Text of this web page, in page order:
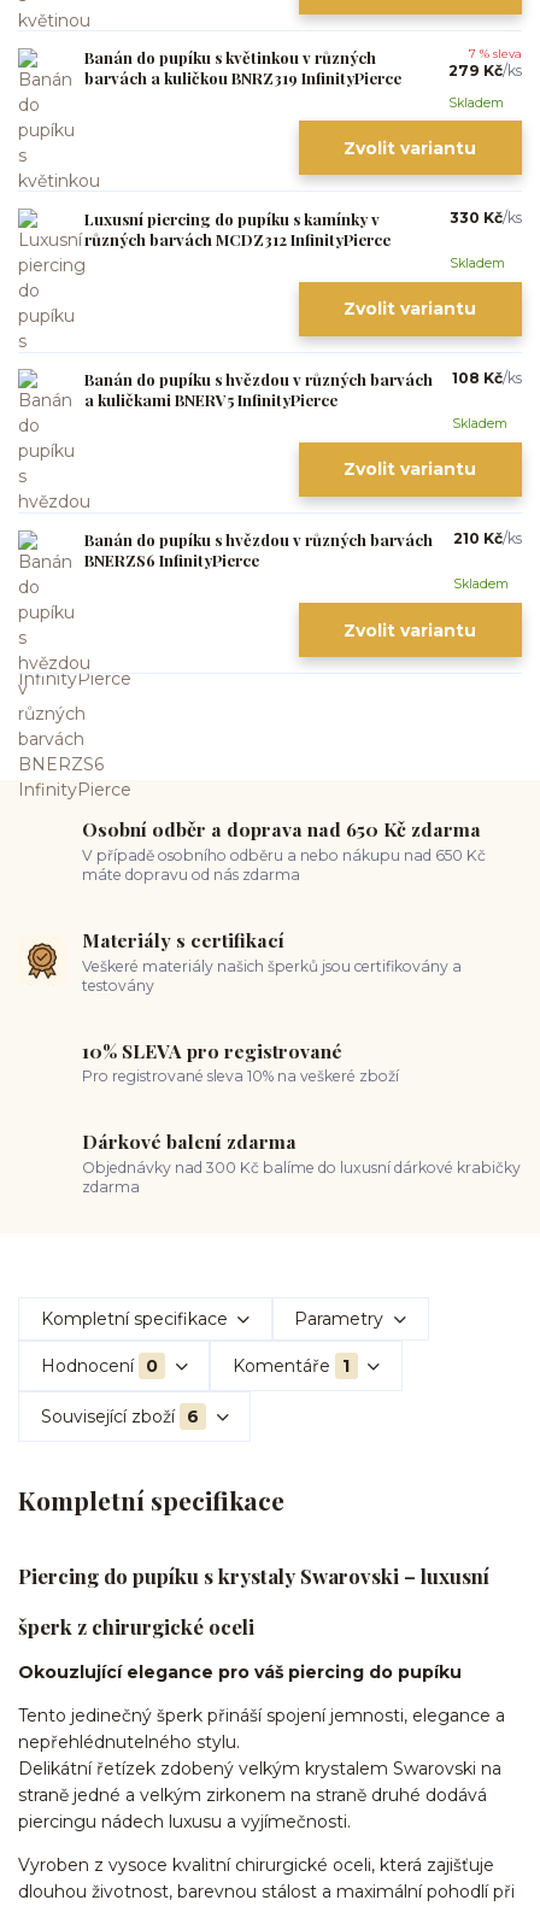
Banán do pupíku s květinkou v různých
barvách a kuličkou BNRZ319 InfinityPierce
7 % sleva
279 Kč/ks
Skladem
Zvolit variantu
Luxusní piercing do pupíku s kamínky v
různých barvách MCDZ312 InfinityPierce
330 Kč/ks
Skladem
Zvolit variantu
Banán do pupíku s hvězdou v různých barvách
a kuličkami BNERV5 InfinityPierce
108 Kč/ks
Skladem
Zvolit variantu
Banán do pupíku s hvězdou v různých barvách
BNERZS6 InfinityPierce
210 Kč/ks
Skladem
Zvolit variantu
Osobní odběr a doprava nad 650 Kč zdarma
V případě osobního odběru a nebo nákupu nad 650 Kč
máte dopravu od nás zdarma
Materiály s certifikací
Veškeré materiály našich šperků jsou certifikovány a
testovány
10% SLEVA pro registrované
Pro registrované sleva 10% na veškeré zboží
Dárkové balení zdarma
Objednávky nad 300 Kč balíme do luxusní dárkové krabičky
zdarma
Kompletní specifikace Parametry
Hodnocení 0 Komentáře 1
Související zboží 6
Kompletní specifikace
Piercing do pupíku s krystaly Swarovski – luxusní
šperk z chirurgické oceli
Okouzlující elegance pro váš piercing do pupíku
Tento jedinečný šperk přináší spojení jemnosti, elegance a
nepřehlédnutelného stylu.
Delikátní řetízek zdobený velkým krystalem Swarovski na
straně jedné a velkým zirkonem na straně druhé dodává
piercingu nádech luxusu a vyjímečnosti.
Vyroben z vysoce kvalitní chirurgické oceli, která zajišťuje
dlouhou životnost, barevnou stálost a maximální pohodlí při